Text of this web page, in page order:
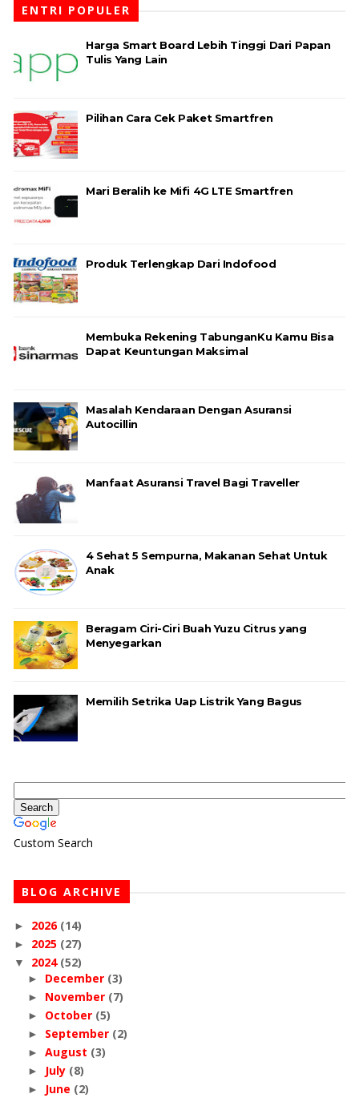
ENTRI POPULER
Harga Smart Board Lebih Tinggi Dari Papan
Tulis Yang Lain
Pilihan Cara Cek Paket Smartfren
Mari Beralih ke Mifi 4G LTE Smartfren
Produk Terlengkap Dari Indofood
Membuka Rekening TabunganKu Kamu Bisa
Dapat Keuntungan Maksimal
Masalah Kendaraan Dengan Asuransi
Autocillin
Manfaat Asuransi Travel Bagi Traveller
4 Sehat 5 Sempurna, Makanan Sehat Untuk
Anak
Beragam Ciri-Ciri Buah Yuzu Citrus yang
Menyegarkan
Memilih Setrika Uap Listrik Yang Bagus
Custom Search
BLOG ARCHIVE
► 2026 (14)
► 2025 (27)
▼ 2024 (52)
► December (3)
► November (7)
► October (5)
► September (2)
► August (3)
► July (8)
► June (2)